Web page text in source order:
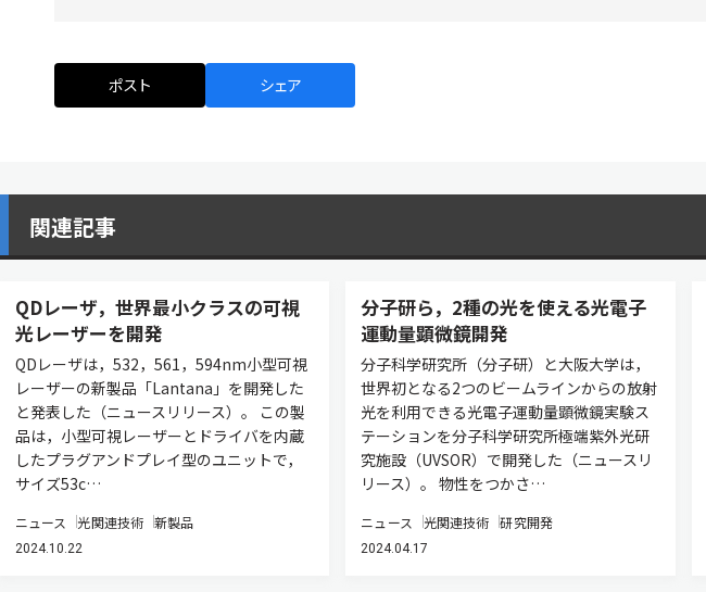
ポスト シェア
関連記事
QDレーザ，世界最小クラスの可視
光レーザーを開発
QDレーザは，532，561，594nm小型可視
レーザーの新製品「Lantana」を開発した
と発表した（ニュースリリース）。 この製
品は，小型可視レーザーとドライバを内蔵
したプラグアンドプレイ型のユニットで，
サイズ53c…
ニュース 光関連技術 新製品
2024.10.22
分子研ら，2種の光を使える光電子
運動量顕微鏡開発
分子科学研究所（分子研）と大阪大学は，
世界初となる2つのビームラインからの放射
光を利用できる光電子運動量顕微鏡実験ス
テーションを分子科学研究所極端紫外光研
究施設（UVSOR）で開発した（ニュースリ
リース）。 物性をつかさ…
ニュース 光関連技術 研究開発
2024.04.17